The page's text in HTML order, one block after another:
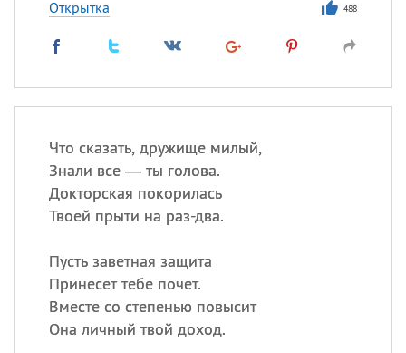
Открытка 488
Что сказать, дружище милый,
Знали все — ты голова.
Докторская покорилась
Твоей прыти на раз-два.
Пусть заветная защита
Принесет тебе почет.
Вместе со степенью повысит
Она личный твой доход.